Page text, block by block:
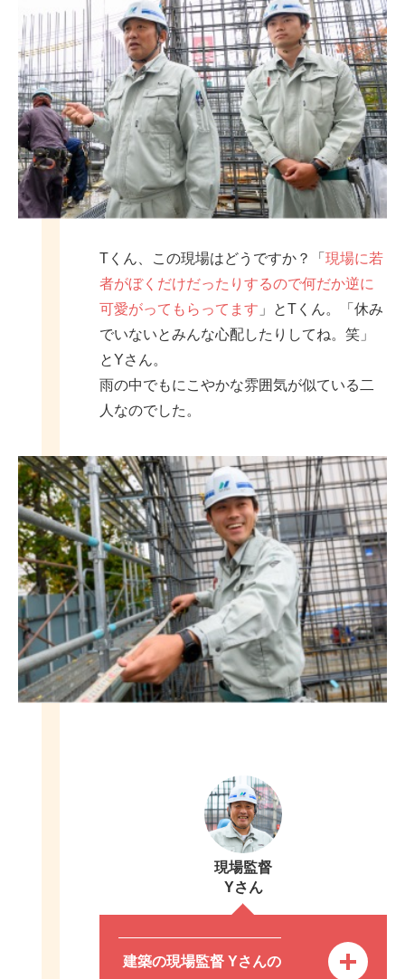
Tくん、この現場はどうですか？「 現場に若
者がぼくだけだったりするので何だか逆に
可愛がってもらってます 」とTくん。「休み
でいないとみんな心配したりしてね。笑」
とYさん。
雨の中でもにこやかな雰囲気が似ている二
人なのでした。
現場監督
Yさん
建築の現場監督 Yさんの